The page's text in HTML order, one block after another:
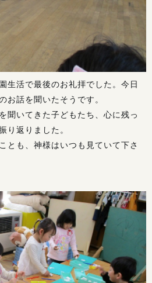
生活で最後のお礼拝でした。今日
お話を聞いたそうです。
聞いてきた子どもたち、心に残っ
り返りました。
とも、神様はいつも見ていて下さ